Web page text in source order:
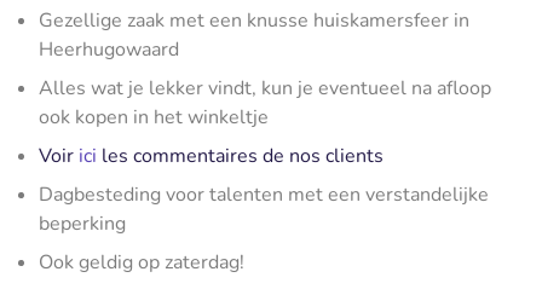
Gezellige zaak met een knusse huiskamersfeer in
Heerhugowaard
Alles wat je lekker vindt, kun je eventueel na afloop
ook kopen in het winkeltje
Voir ici les commentaires de nos clients
Dagbesteding voor talenten met een verstandelijke
beperking
Ook geldig op zaterdag!